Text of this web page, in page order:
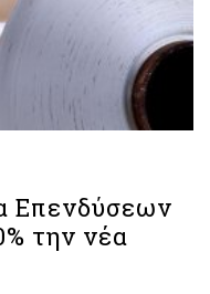
Επενδύσεων
την νέα